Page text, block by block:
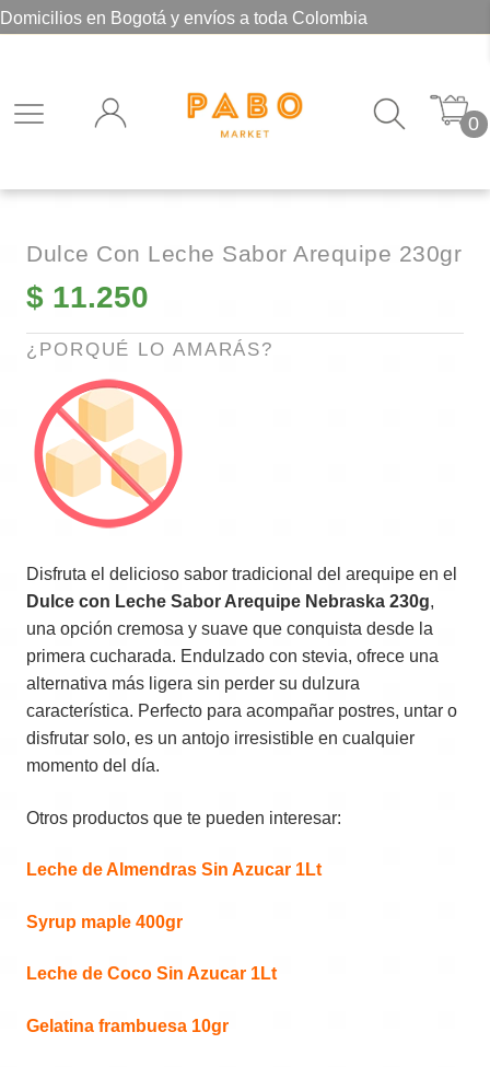
Domicilios en Bogotá y envíos a toda Colombia
0
Dulce Con Leche Sabor Arequipe 230gr
$ 11.250
¿PORQUÉ LO AMARÁS?
Disfruta el delicioso sabor tradicional del arequipe en el
Dulce con Leche Sabor Arequipe Nebraska 230g,
una opción cremosa y suave que conquista desde la
primera cucharada. Endulzado con stevia, ofrece una
alternativa más ligera sin perder su dulzura
característica. Perfecto para acompañar postres, untar o
disfrutar solo, es un antojo irresistible en cualquier
momento del día.
Otros productos que te pueden interesar:
Leche de Almendras Sin Azucar 1Lt
Syrup maple 400gr
Leche de Coco Sin Azucar 1Lt
Gelatina frambuesa 10gr